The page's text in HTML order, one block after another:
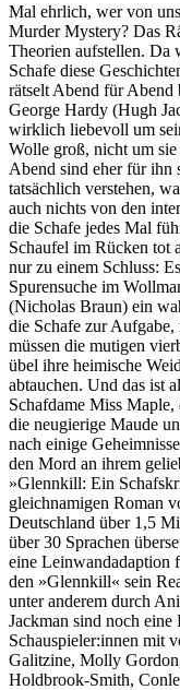
Mal ehrlich, wer von
Murder Mystery? Das
Theorien aufstellen. Da
Schafe diese
rätselt Abend für Abend
George Hardy (Hugh
wirklich liebevoll um
Wolle groß, nicht um
Abend sind eher für ihn
tatsächlich verstehen,
auch nichts von den
die Schafe jedes Mal
Schaufel im Rücken tot
nur zu einem Schluss:
Spurensuche im
(Nicholas Braun) ein
die Schafe zur
müssen die mutigen
übel ihre heimische
abtauchen. Und das ist
Schafdame Miss
die neugierige Maude
nach einige
den Mord an ihrem
»Glennkill: Ein
gleichnamigen Roman
Deutschland über 1,5
über 30 Sprachen
eine Leinwandadaption
den »Glennkill« sein
unter anderem durch
Jackman sind noch
Schauspieler:innen mit
Galitzine, Molly
Holdbrook‑Smith,